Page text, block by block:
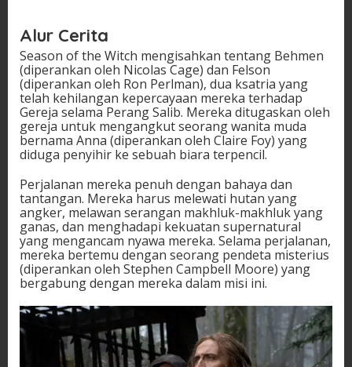
Alur Cerita
Season of the Witch mengisahkan tentang Behmen
(diperankan oleh Nicolas Cage) dan Felson
(diperankan oleh Ron Perlman), dua ksatria yang
telah kehilangan kepercayaan mereka terhadap
Gereja selama Perang Salib. Mereka ditugaskan oleh
gereja untuk mengangkut seorang wanita muda
bernama Anna (diperankan oleh Claire Foy) yang
diduga penyihir ke sebuah biara terpencil.
Perjalanan mereka penuh dengan bahaya dan
tantangan. Mereka harus melewati hutan yang
angker, melawan serangan makhluk-makhluk yang
ganas, dan menghadapi kekuatan supernatural
yang mengancam nyawa mereka. Selama perjalanan,
mereka bertemu dengan seorang pendeta misterius
(diperankan oleh Stephen Campbell Moore) yang
bergabung dengan mereka dalam misi ini.